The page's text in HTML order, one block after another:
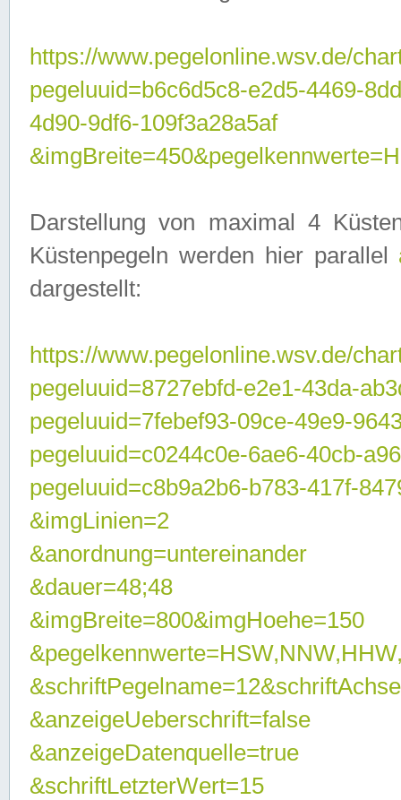
https://www.pegelonline.wsv.de/
pegeluuid=b6c6d5c8-e2d5-4469-
4d90-9df6-109f3a28a5af
Darstellung von maximal 4
Küstenpegeln werden hier parallel
dargestellt:
https://www.pegelonline.wsv.de/
pegeluuid=8727ebfd-e2e1-43da-
pegeluuid=7febef93-09ce-49e9-
pegeluuid=c0244c0e-6ae6-40cb-
pegeluuid=c8b9a2b6-b783-417f-
&imgLinien=2
&anordnung=untereinander
&dauer=48;48
&imgBreite=800&imgHoehe=150
&anzeigeUeberschrift=false
&anzeigeDatenquelle=true
&schriftLetzterWert=15